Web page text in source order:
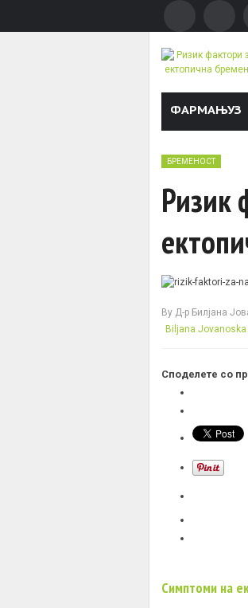
ФАРМАЊУЗ
БРЕМЕНОСТ
Ризик
By Д-р Билјана
Biljana
Споделете со
Симптоми на